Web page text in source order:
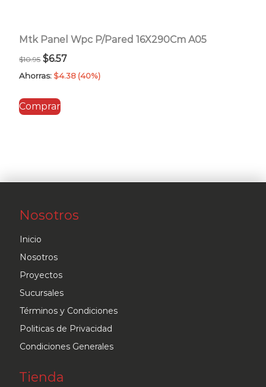
Mtk Panel Wpc P/Pared 16X290Cm A05
$10.95 El
precio
era:
$6.57El
precio
Ahorras: $4.38 (40%)
Comprar
Nosotros
Inicio
Nosotros
Proyectos
Sucursales
Términos y Condiciones
Politicas de Privacidad
Condiciones Generales
Tienda